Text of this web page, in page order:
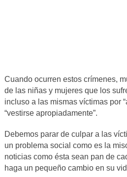
Cuando ocurren estos crímenes,
de las niñas y mujeres que los
incluso a las mismas víctimas por
“vestirse apropiadamente”.
Debemos parar de culpar a las
un problema social como es la
noticias como ésta sean pan de
haga un pequeño cambio en su